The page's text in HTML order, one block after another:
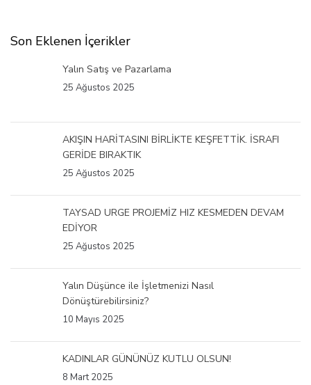
Son Eklenen İçerikler
Yalın Satış ve Pazarlama
25 Ağustos 2025
AKIŞIN HARİTASINI BİRLİKTE KEŞFETTİK. İSRAFI
GERİDE BIRAKTIK
25 Ağustos 2025
TAYSAD URGE PROJEMİZ HIZ KESMEDEN DEVAM
EDİYOR
25 Ağustos 2025
Yalın Düşünce ile İşletmenizi Nasıl
Dönüştürebilirsiniz?
10 Mayıs 2025
KADINLAR GÜNÜNÜZ KUTLU OLSUN!
8 Mart 2025